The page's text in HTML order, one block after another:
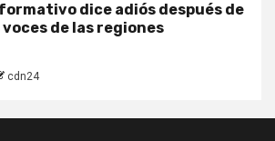
dice adiós después de
de las regiones
cdn24